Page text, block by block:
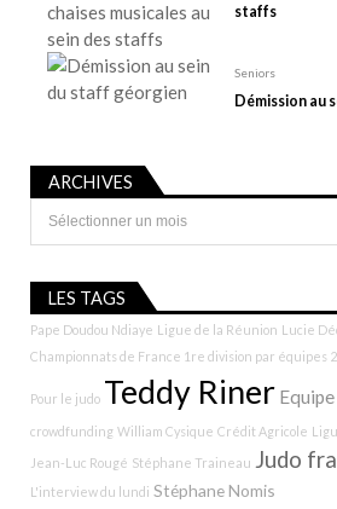
staffs
Seniors
Démission au
ARCHIVES
Archives
LES TAGS
Pape Doudou Ndiaye Ligue de la Réunion Lucie
Championnats de France 1re division par équipes
Pour le judo Teddy Riner
crowdfunding William Cysique Crédit Agricole
Jean-Luc Rougé Stéphane Traineau Judo
L'interview du lundi Stéphane Nomis